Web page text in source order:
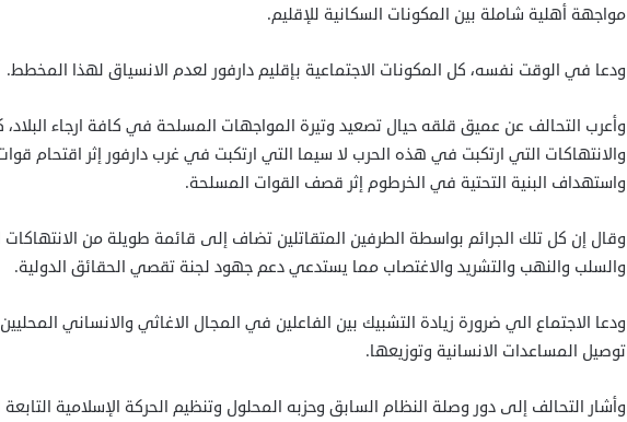
مواجهة أهلية شاملة بين المكونات السكانية للإقليم.
ودعا في الوقت نفسه، كل المكونات الاجتماعية بإقليم دارفور لعدم الانسياق لهذا المخطط.
وأعرب التحالف عن عميق قلقه حيال تصعيد وتيرة المواجهات المسلحة في كافة ارجاء البلاد،
والانتهاكات التي ارتكبت في هذه الحرب لا سيما التي ارتكبت في غرب دارفور إثر اقتحام
واستهداف البنية التحتية في الخرطوم إثر قصف القوات المسلحة.
وقال إن كل تلك الجرائم بواسطة الطرفين المتقاتلين تضاف إلى قائمة طويلة من
والسلب والنهب والتشريد والاغتصاب مما يستدعي دعم جهود لجنة تقصي الحقائق الدولية.
ودعا الاجتماع الي ضرورة زيادة التشبيك بين الفاعلين في المجال الاغاثي والانساني
توصيل المساعدات الانسانية وتوزيعها.
وأشار التحالف إلى دور وصلة النظام السابق وحزبه المحلول وتنظيم الحركة الإسلامية